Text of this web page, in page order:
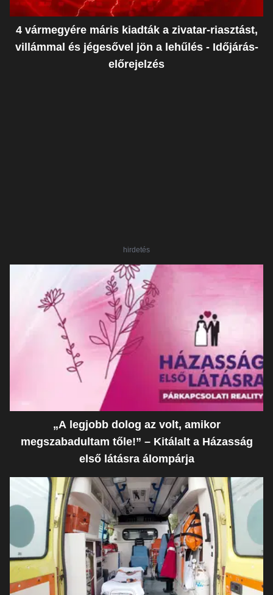
4 vármegyére máris kiadták a zivatar-riasztást,
villámmal és jégesővel jön a lehűlés - Időjárás-
előrejelzés
hirdetés
„A legjobb dolog az volt, amikor
megszabadultam tőle!” – Kitálalt a Házasság
első látásra álompárja